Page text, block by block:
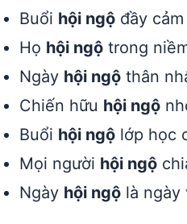
Buổi hội ngộ đầy
Họ hội ngộ trong
Ngày hội ngộ thân
Chiến hữu hội ngộ
Buổi hội ngộ lớp học
Mọi người hội ngộ
Ngày hội ngộ là ngày